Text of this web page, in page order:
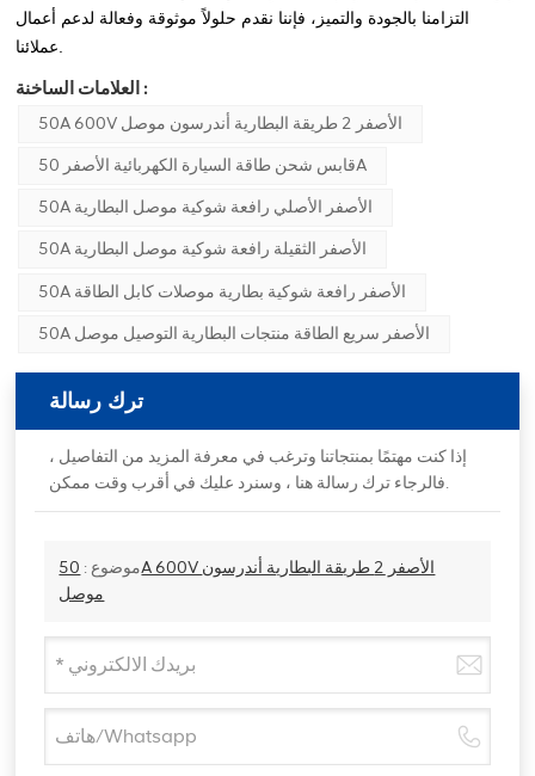
التزامنا بالجودة والتميز، فإننا نقدم حلولاً موثوقة وفعالة لدعم أعمال
العلامات الساخنة :
50A 600V الأصفر 2 طريقة البطارية أندرسون موصل
قابس شحن طاقة السيارة الكهربائية الأصفر 50A
50A الأصفر الأصلي رافعة شوكية موصل البطارية
50A الأصفر الثقيلة رافعة شوكية موصل البطارية
50A الأصفر رافعة شوكية بطارية موصلات كابل الطاقة
50A الأصفر سريع الطاقة منتجات البطارية التوصيل موصل
ترك رسالة
إذا كنت مهتمًا بمنتجاتنا وترغب في معرفة المزيد من التفاصيل ،
فالرجاء ترك رسالة هنا ، وسنرد عليك في أقرب وقت ممكن.
موضوع : 50A 600V الأصفر 2 طريقة البطارية أندرسون
موصل